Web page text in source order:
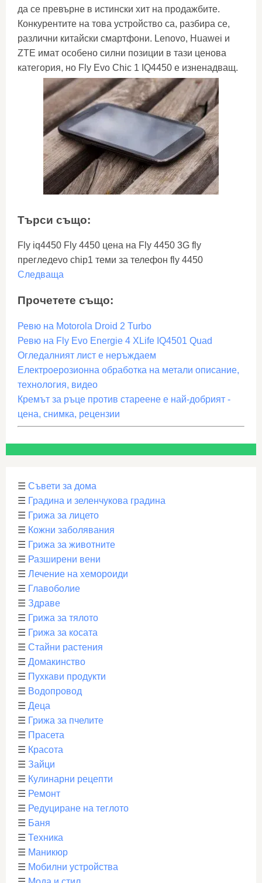
да се превърне в истински хит на продажбите.
Конкурентите на това устройство са, разбира се,
различни китайски смартфони. Lenovo, Huawei и
ZTE имат особено силни позиции в тази ценова
категория, но Fly Evo Chic 1 IQ4450 е изненадващ.
Търси също:
Fly iq4450 Fly 4450 цена на Fly 4450 3G fly
прегледevo chip1 теми за телефон fly 4450
Следваща
Прочетете също:
Ревю на Motorola Droid 2 Turbo
Ревю на Fly Evo Energie 4 XLife IQ4501 Quad
Огледалният лист е неръждаем
Електроерозионна обработка на метали описание,
технология, видео
Кремът за ръце против стареене е най-добрият -
цена, снимка, рецензии
☰ Съвети за дома
☰ Градина и зеленчукова градина
☰ Грижа за лицето
☰ Кожни заболявания
☰ Грижа за животните
☰ Разширени вени
☰ Лечение на хемороиди
☰ Главоболие
☰ Здраве
☰ Грижа за тялото
☰ Грижа за косата
☰ Стайни растения
☰ Домакинство
☰ Пухкави продукти
☰ Водопровод
☰ Деца
☰ Грижа за пчелите
☰ Прасета
☰ Красота
☰ Зайци
☰ Кулинарни рецепти
☰ Ремонт
☰ Редуциране на теглото
☰ Баня
☰ Техника
☰ Маникюр
☰ Мобилни устройства